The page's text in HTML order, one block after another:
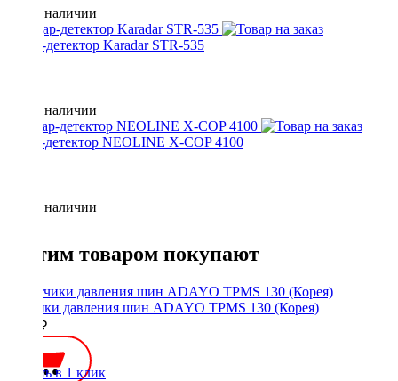
Нет в наличии
Радар-детектор Karadar STR-535
Нет в наличии
радар-детектор NEOLINE X-COP 4100
Нет в наличии
С этим товаром покупают
Датчики давления шин ADAYO TPMS 130 (Корея)
5000 ₽
Купить в 1 клик